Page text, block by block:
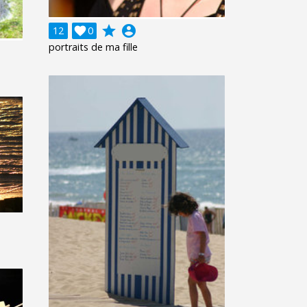
12 0
 grade account_circle
portraits de ma fille